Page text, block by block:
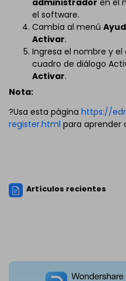
administrador en el
el software.
Cambia al menú
Activar.
Ingresa el nombre y
cuadro de diálogo
Activar.
Nota:
?Usa esta página https://
register.html para aprender
Artículos recientes